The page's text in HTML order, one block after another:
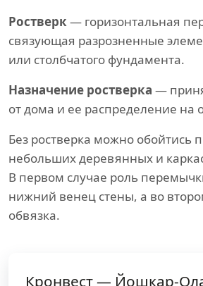
Ростверк— горизонтальная
связующая разрозненные
или столбчатого фундамента.
Назначение ростверка —
от дома и ее распределение на
Без ростверка можно обойтись
небольших деревянных и
В первом случае роль
нижний венец стены, а во
обвязка.
Кронвест — Йошкар-